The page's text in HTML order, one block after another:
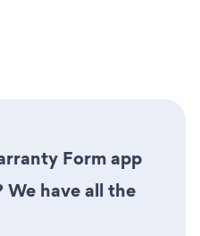
Form app
We have all the